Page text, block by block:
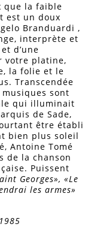
que la faible
est un doux
Branduardi ,
interprète et
d’une
votre platine,
la folie et le
Transcendée
sont
qui illuminait
de Sade,
être établi
bien plus soleil
Antoine Tomé
de la chanson
Puissent
Georges», «Le
les armes»